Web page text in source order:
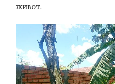
живот.